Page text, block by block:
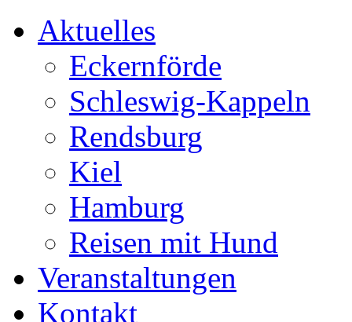
Aktuelles
Eckernförde
Schleswig-Kappeln
Rendsburg
Kiel
Hamburg
Reisen mit Hund
Veranstaltungen
Kontakt